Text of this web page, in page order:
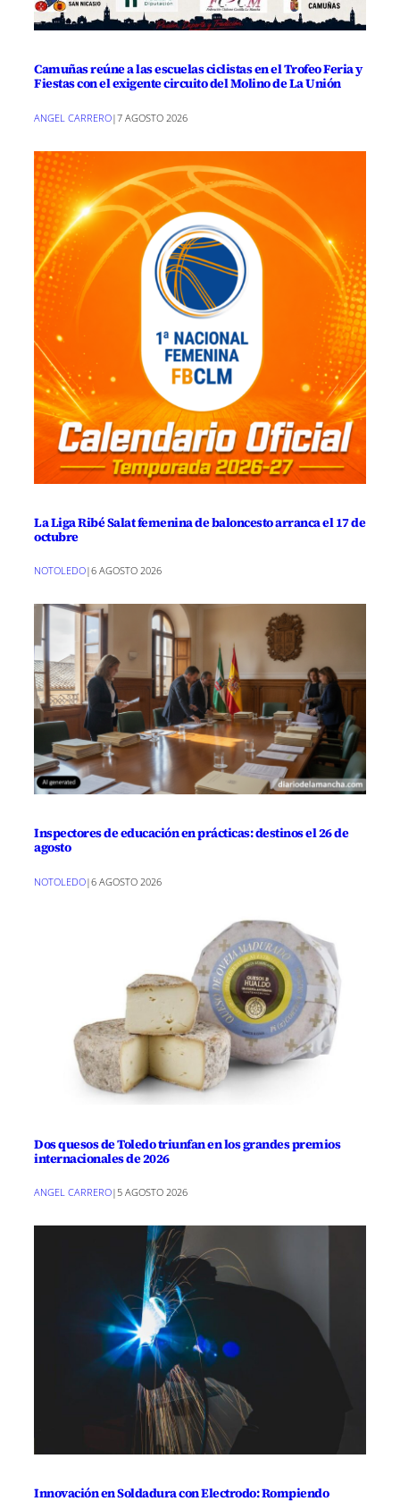
Camuñas reúne a las escuelas ciclistas en el Trofeo Feria y
Fiestas con el exigente circuito del Molino de La Unión
ANGEL CARRERO|7 AGOSTO 2026
La Liga Ribé Salat femenina de baloncesto arranca el 17 de
octubre
NOTOLEDO|6 AGOSTO 2026
Inspectores de educación en prácticas: destinos el 26 de
agosto
NOTOLEDO|6 AGOSTO 2026
Dos quesos de Toledo triunfan en los grandes premios
internacionales de 2026
ANGEL CARRERO|5 AGOSTO 2026
Innovación en Soldadura con Electrodo: Rompiendo